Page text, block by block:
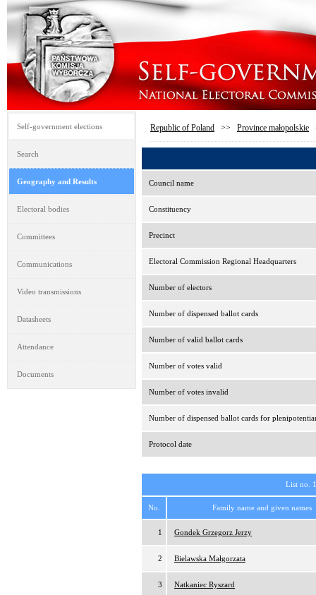
Self-government elections
Search
Geography and Results
Electoral bodies
Committees
Communications
Video transmissions
Datasheets
Attendance
Documents
Republic of Poland >> Province małopolskie
Council name
Constituency
Precinct
Electoral Commission Regional Headquarters
Number of electors
Number of dispensed ballot cards
Number of valid ballot cards
Number of votes valid
Number of votes invalid
Number of dispensed ballot cards for
Protocol date
List no.
No. Family name and given names
1 Gondek Grzegorz Jerzy
2 Bielawska Małgorzata
3 Natkaniec Ryszard